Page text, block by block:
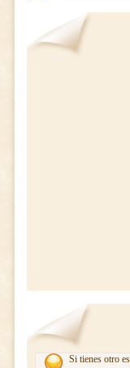
Si tienes otro